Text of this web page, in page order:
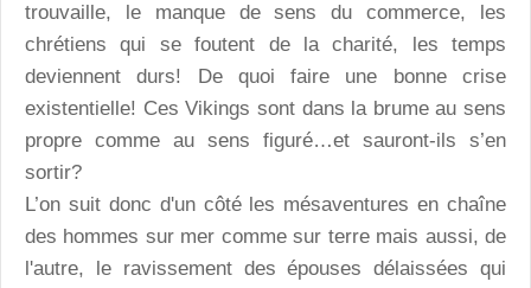
trouvaille, le manque de sens du commerce, les
chrétiens qui se foutent de la charité, les temps
deviennent durs! De quoi faire une bonne crise
existentielle! Ces Vikings sont dans la brume au sens
propre comme au sens figuré…et sauront-ils s’en
sortir?
L’on suit donc d'un côté les mésaventures en chaîne
des hommes sur mer comme sur terre mais aussi, de
l'autre, le ravissement des épouses délaissées qui